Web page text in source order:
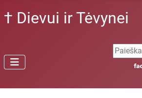
† Dievui ir Tėvynei
Search ...